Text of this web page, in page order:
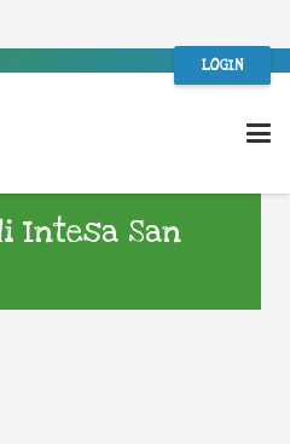
LOGIN
Intesa San